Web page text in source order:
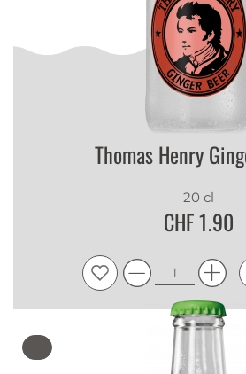
Thomas Henry
20 cl
CHF 1.90